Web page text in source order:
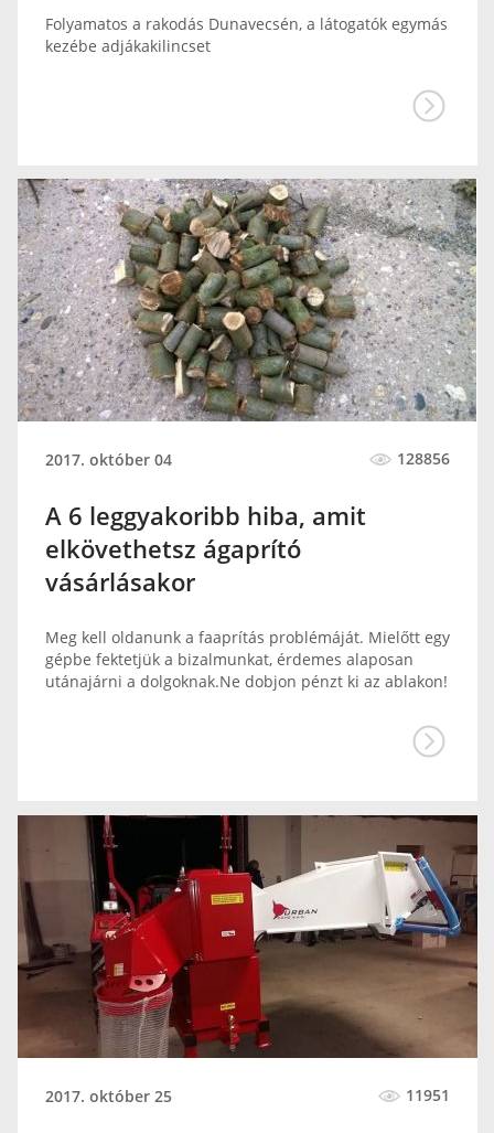
Folyamatos a rakodás Dunavecsén, a látogatók egymás
kezébe adjákakilincset
2017. október 04 128856
A 6 leggyakoribb hiba, amit
elkövethetsz ágaprító
vásárlásakor
Meg kell oldanunk a faaprítás problémáját. Mielőtt egy
gépbe fektetjük a bizalmunkat, érdemes alaposan
utánajárni a dolgoknak.Ne dobjon pénzt ki az ablakon!
2017. október 25 11951